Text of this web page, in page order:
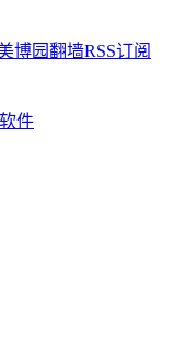
件